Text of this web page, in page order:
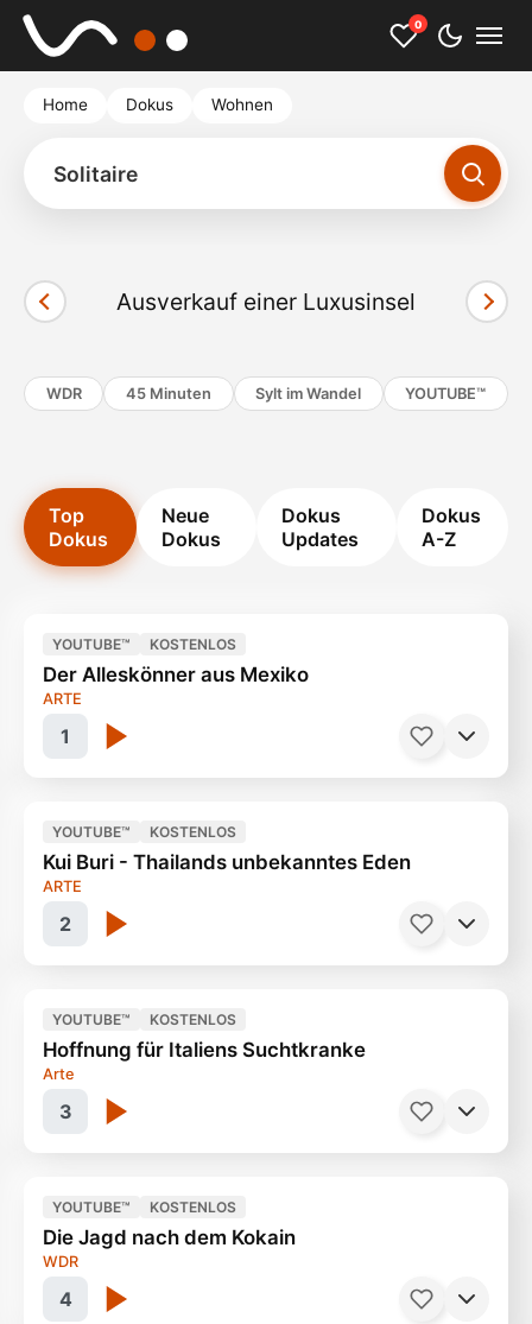
0
Home Dokus Wohnen
Cookies akzeptieren und Video starten
Ausverkauf einer Luxusinsel
WDR 45 Minuten Sylt im Wandel YOUTUBE™
Top
Dokus
Neue
Dokus
Dokus
Updates
Dokus
A-Z
1
YOUTUBE™ KOSTENLOS
Der Alleskönner aus Mexiko
ARTE
Nopal - Der Feigenkaktus 53 Minuten
2
YOUTUBE™ KOSTENLOS
Kui Buri - Thailands unbekanntes Eden
ARTE
Tief im Dschungel 44 Minuten
3
YOUTUBE™ KOSTENLOS
Hoffnung für Italiens Suchtkranke
Arte
Europas grösste Suchtklinik
4
YOUTUBE™ KOSTENLOS
Die Jagd nach dem Kokain
WDR